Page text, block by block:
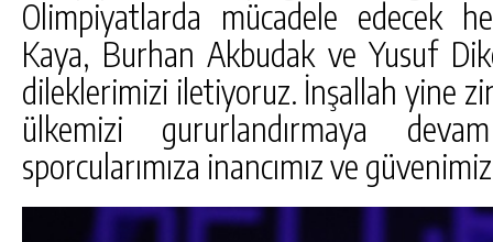
Olimpiyatlarda mücadele edecek
Kaya, Burhan Akbudak ve Yusuf
dileklerimizi iletiyoruz. İnşallah yine
ülkemizi gururlandırmaya
sporcularımıza inancımız ve